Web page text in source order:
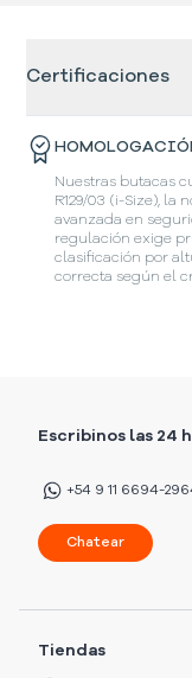
Certificaciones
Nuestras butacas
R129/03 (i-Size), la
avanzada en
regulación exige
clasificación por
correcta según el
Escribinos las 24
+54 9 11 6694-
Chatear
Tiendas